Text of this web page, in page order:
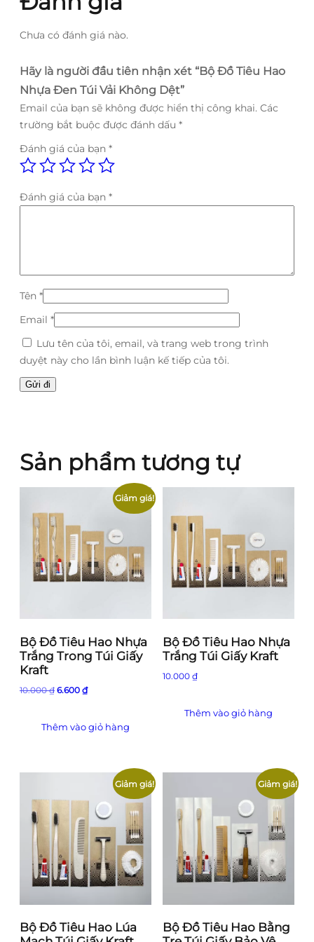
lượng
Chưa có đánh giá nào.
Hãy là người đầu tiên nhận xét “Bộ Đồ Tiêu Hao
Nhựa Đen Túi Vải Không Dệt”
Email của bạn sẽ không được hiển thị công khai. Các
trường bắt buộc được đánh dấu *
Đánh giá của bạn *
Đánh giá của bạn *
Tên *
Email *
Lưu tên của tôi, email, và trang web trong trình
duyệt này cho lần bình luận kế tiếp của tôi.
Sản phẩm tương tự
Giảm giá!
Bộ Đồ Tiêu Hao Nhựa
Trắng Trong Túi Giấy
Kraft
10.000₫ Giá
10.000 ₫.
6.600 ₫Giá
là:
Thêm vào giỏ hàng
Bộ Đồ Tiêu Hao Nhựa
Trắng Túi Giấy Kraft
10.000 ₫
Thêm vào giỏ hàng
Giảm giá!
Bộ Đồ Tiêu Hao Lúa
Giảm giá!
Bộ Đồ Tiêu Hao Bằng